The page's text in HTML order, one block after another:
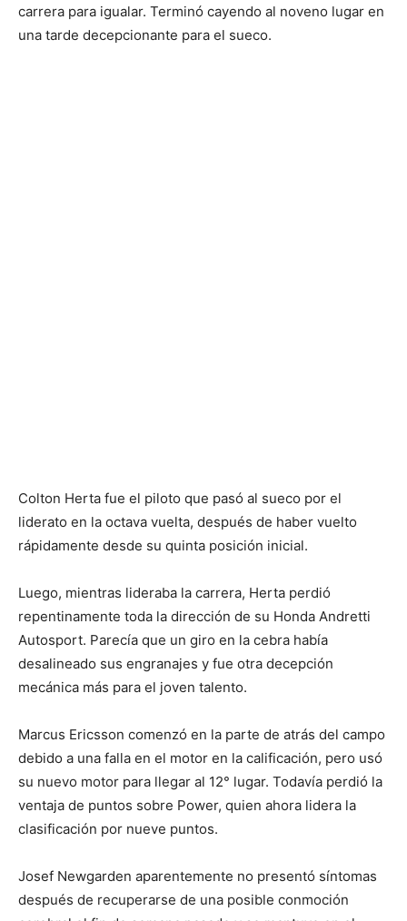
carrera para igualar. Terminó cayendo al noveno lugar en
una tarde decepcionante para el sueco.
Colton Herta fue el piloto que pasó al sueco por el
liderato en la octava vuelta, después de haber vuelto
rápidamente desde su quinta posición inicial.
Luego, mientras lideraba la carrera, Herta perdió
repentinamente toda la dirección de su Honda Andretti
Autosport. Parecía que un giro en la cebra había
desalineado sus engranajes y fue otra decepción
mecánica más para el joven talento.
Marcus Ericsson comenzó en la parte de atrás del campo
debido a una falla en el motor en la calificación, pero usó
su nuevo motor para llegar al 12° lugar. Todavía perdió la
ventaja de puntos sobre Power, quien ahora lidera la
clasificación por nueve puntos.
Josef Newgarden aparentemente no presentó síntomas
después de recuperarse de una posible conmoción